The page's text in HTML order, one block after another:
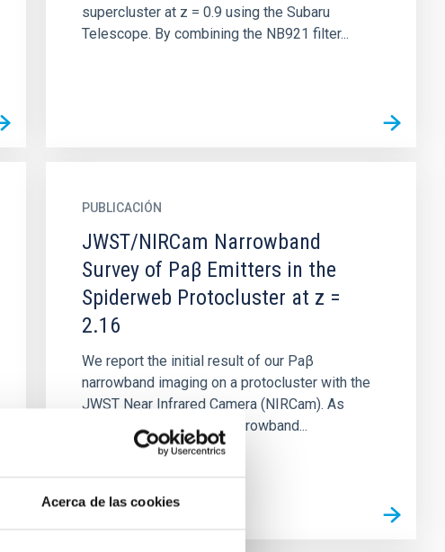
Acerca de las cookies
supercluster at z = 0.9 using the Subaru
Telescope. By combining the NB921 filter...
PUBLICACIÓN
JWST/NIRCam Narrowband
Survey of Paβ Emitters in the
Spiderweb Protocluster at z =
2.16
We report the initial result of our Paβ
narrowband imaging on a protocluster with the
JWST Near Infrared Camera (NIRCam). As
NIRCam enables deep narrowband...